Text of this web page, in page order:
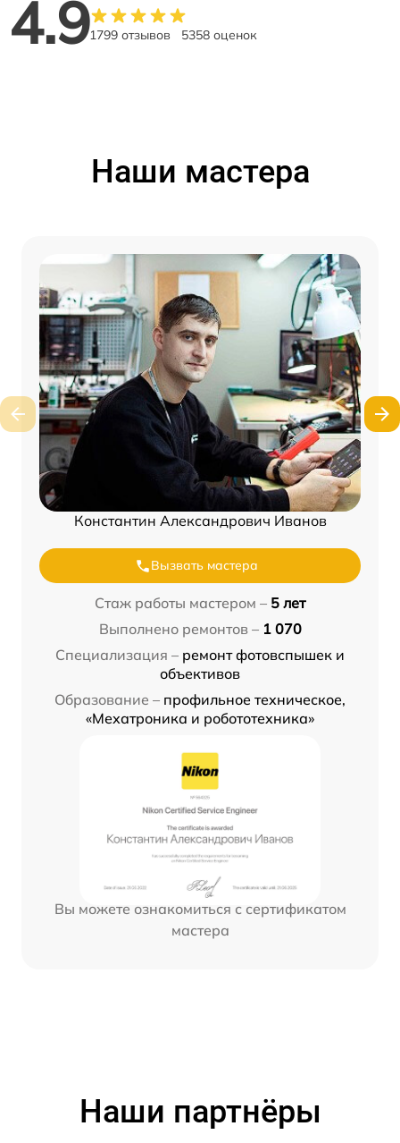
4.91799 отзывов 5358 оценок
Наши мастера
Константин Александрович Иванов
Вызвать мастера
Стаж работы мастером – 5 лет
Выполнено ремонтов – 1 070
Специализация – ремонт фотовспышек и
объективов
Образование – профильное техническое,
«Мехатроника и робототехника»
Вы можете ознакомиться с сертификатом
мастера
Наши партнёры